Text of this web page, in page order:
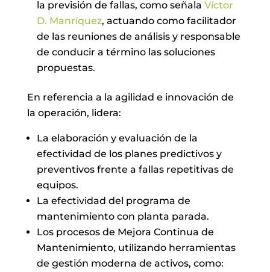
la previsión de fallas, como señala Víctor
D. Manríquez, actuando como facilitador
de las reuniones de análisis y responsable
de conducir a término las soluciones
propuestas.
En referencia a la agilidad e innovación de
la operación, lidera:
La elaboración y evaluación de la
efectividad de los planes predictivos y
preventivos frente a fallas repetitivas de
equipos.
La efectividad del programa de
mantenimiento con planta parada.
Los procesos de Mejora Continua de
Mantenimiento, utilizando herramientas
de gestión moderna de activos, como: